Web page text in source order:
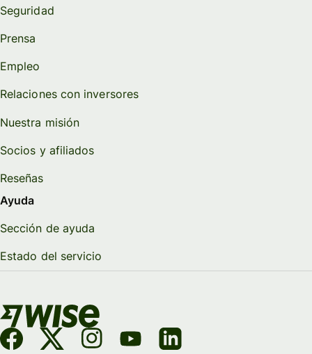
Seguridad
Prensa
Empleo
Relaciones con inversores
Nuestra misión
Socios y afiliados
Reseñas
Ayuda
Sección de ayuda
Estado del servicio